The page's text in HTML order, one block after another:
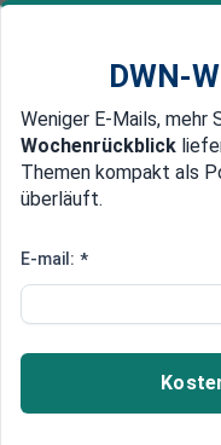
Newsticker MEIN
Edelmetalle
Aufweichung im Sommer
Troika
Schulden-
Die Troika bereitet
DWN-
Weniger E-Mails, mehr
Wochenrückblick
Themen kompakt als
überläuft.
E-mail: *